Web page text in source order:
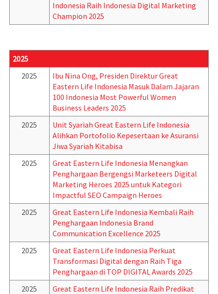
Indonesia Raih Indonesia Digital Marketing
Champion 2025
2025
2025
Ibu Nina Ong, Presiden Direktur Great
Eastern Life Indonesia Masuk Dalam Jajaran
100 Indonesia Most Powerful Women
Business Leaders 2025
2025
Unit Syariah Great Eastern Life Indonesia
Alihkan Portofolio Kepesertaan ke Asuransi
Jiwa Syariah Kitabisa
2025
Great Eastern Life Indonesia Menangkan
Penghargaan Bergengsi Marketeers Digital
Marketing Heroes 2025 untuk Kategori
Impactful SEO Campaign Heroes
2025
Great Eastern Life Indonesia Kembali Raih
Penghargaan Indonesia Brand
Communication Excellence 2025
2025
Great Eastern Life Indonesia Perkuat
Transformasi Digital dengan Raih Tiga
Penghargaan di TOP DIGITAL Awards 2025
2025
Great Eastern Life Indonesia Raih Predikat